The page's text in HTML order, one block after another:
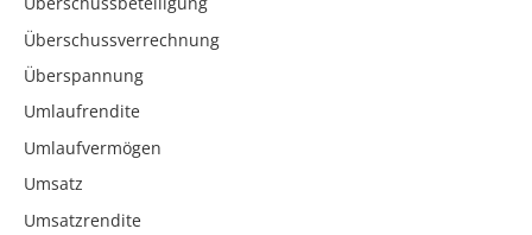
Überschussverrechnung
Überspannung
Umlaufrendite
Umlaufvermögen
Umsatz
Umsatzrendite